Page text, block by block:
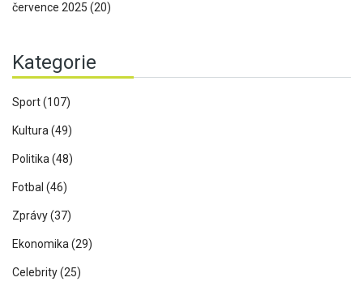
července 2025 (20)
Kategorie
Sport(107)
Kultura(49)
Politika(48)
Fotbal (46)
Zprávy(37)
Ekonomika(29)
Celebrity(25)